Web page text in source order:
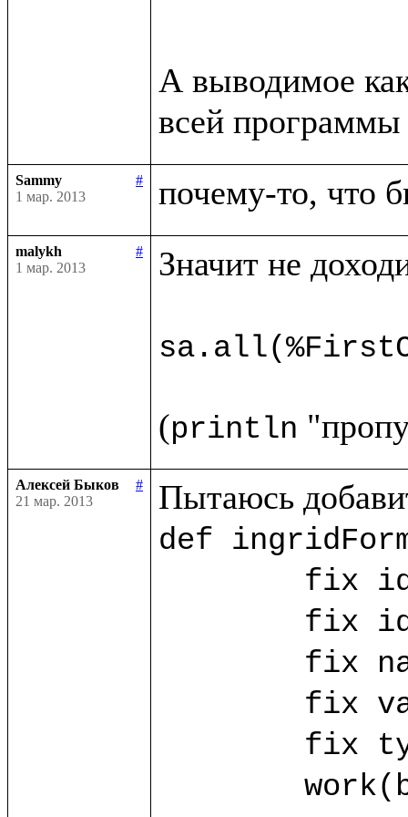
А выводимое
всей
Sammy
#
1 мар. 2013
почему-то, что
malykh
#
1 мар. 2013
Значит не
(println
Алексей Быков
#
21 мар. 2013
def